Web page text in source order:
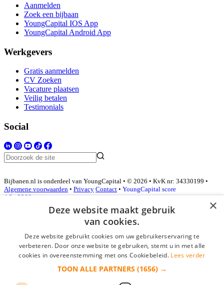
Aanmelden
Zoek een bijbaan
YoungCapital IOS App
YoungCapital Android App
Werkgevers
Gratis aanmelden
CV Zoeken
Vacature plaatsen
Veilig betalen
Testimonials
Social
Bijbanen.nl is onderdeel van YoungCapital • © 2026 • KvK nr: 34330199 •
Algemene voorwaarden • Privacy Contact • YoungCapital score
4.3 - 3366 reviews
Inloggen als bedrijf
*
×
Deze website maakt gebruik
van cookies.
Deze website gebruikt cookies om uw gebruikerservaring te
verbeteren. Door onze website te gebruiken, stemt u in met alle
cookies in overeenstemming met ons Cookiebeleid. Lees verder
TOON ALLE PARTNERS (1656) →